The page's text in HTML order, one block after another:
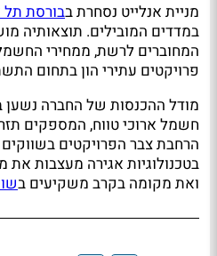
מניית אנלייט נסחרת בבורסת תל
במדדים המובילים. תוצאותיה
המחוברים לרשת, ממחירי
פרויקטים עתירי הון בתחום
מודל ההכנסות של החברה נשען
חשמל ארוכי טווח, המספקים
הרחבת צבר הפרויקטים
בטכנולוגיות אגירה מעצבות
ואת מקומה בקרב משקיעים ב